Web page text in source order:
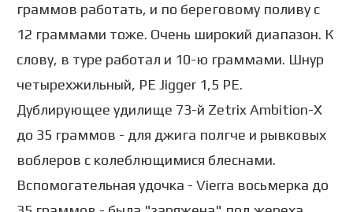
граммов работать, и по береговому поливу с
12 граммами тоже. Очень широкий диапазон. К
слову, в туре работал и 10-ю граммами. Шнур
четырехжильный, PE Jigger 1,5 PE.
Дублирующее удилище 73-й Zetrix Ambition-X
до 35 граммов - для джига полгче и рывковых
воблеров с колеблющимися блеснами.
Вспомогательная удочка - Vierra восьмерка до